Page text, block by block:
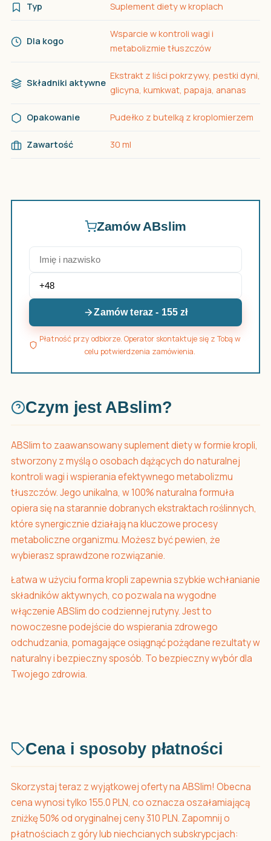
Typ Suplement diety w kroplach
Dla kogo
Wsparcie w kontroli wagi i
metabolizmie tłuszczów
Składniki aktywne
Ekstrakt z liści pokrzywy, pestki dyni,
glicyna, kumkwat, papaja, ananas
Opakowanie Pudełko z butelką z kroplomierzem
Zawartość 30 ml
Zamów ABslim
Zamów teraz - 155 zł
Płatność przy odbiorze. Operator skontaktuje się z Tobą w
celu potwierdzenia zamówienia.
Czym jest ABslim?
ABSlim to zaawansowany suplement diety w formie kropli,
stworzony z myślą o osobach dążących do naturalnej
kontroli wagi i wspierania efektywnego metabolizmu
tłuszczów. Jego unikalna, w 100% naturalna formuła
opiera się na starannie dobranych ekstraktach roślinnych,
które synergicznie działają na kluczowe procesy
metaboliczne organizmu. Możesz być pewien, że
wybierasz sprawdzone rozwiązanie.
Łatwa w użyciu forma kropli zapewnia szybkie wchłanianie
składników aktywnych, co pozwala na wygodne
włączenie ABSlim do codziennej rutyny. Jest to
nowoczesne podejście do wspierania zdrowego
odchudzania, pomagające osiągnąć pożądane rezultaty w
naturalny i bezpieczny sposób. To bezpieczny wybór dla
Twojego zdrowia.
Cena i sposoby płatności
Skorzystaj teraz z wyjątkowej oferty na ABSlim! Obecna
cena wynosi tylko 155.0 PLN, co oznacza oszałamiającą
zniżkę 50% od oryginalnej ceny 310 PLN. Zapomnij o
płatnościach z góry lub niechcianych subskrypcjach: